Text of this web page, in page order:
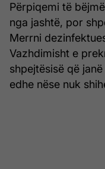
Përpiqemi të
nga jashtë, por
Merrni
Vazhdimisht e
shpejtësisë që
edhe nëse nuk